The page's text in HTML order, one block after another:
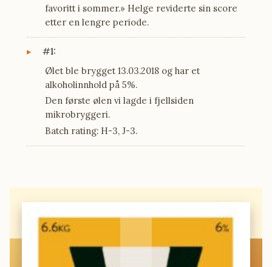
favoritt i sommer.» Helge reviderte sin score
etter en lengre periode.
#1:
Ølet ble brygget 13.03.2018 og har et
alkoholinnhold på 5%.
Den første ølen vi lagde i fjellsiden
mikrobryggeri.
Batch rating: H-3, J-3.